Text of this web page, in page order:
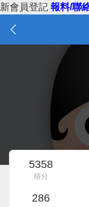
新會員登記 報料/聯
5358
積分
286